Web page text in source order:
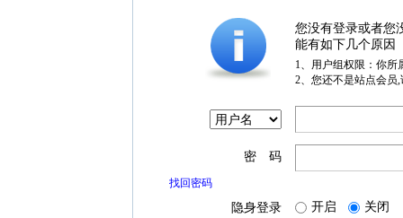
您没有登录或者您
能有如下几个原因
1、用户组权限：你所
2、您还不是站点会员
密 码
找回密码
隐身登录 开启 关闭